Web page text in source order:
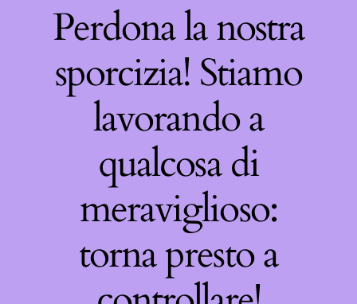
Perdona la nostra
sporcizia! Stiamo
lavorando a
qualcosa di
meraviglioso:
torna presto a